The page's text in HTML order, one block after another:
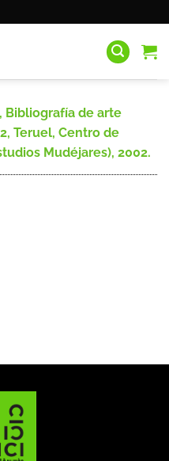
Bibliografía de arte
Teruel, Centro de
Mudéjares), 2002.